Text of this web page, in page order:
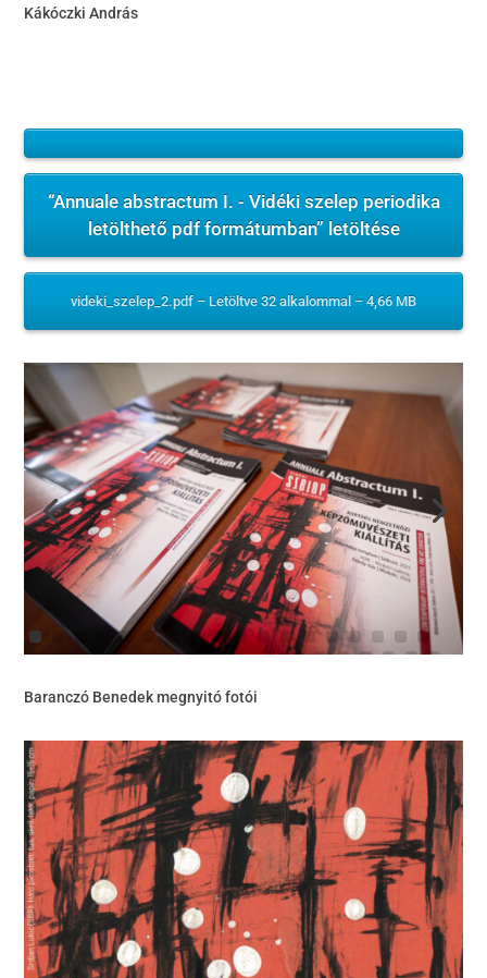
Kákóczki András
“Annuale abstractum I. - Vidéki szelep periodika
letölthető pdf formátumban” letöltése
videki_szelep_2.pdf – Letöltve 32 alkalommal – 4,66 MB
Baranczó Benedek megnyitó fotói